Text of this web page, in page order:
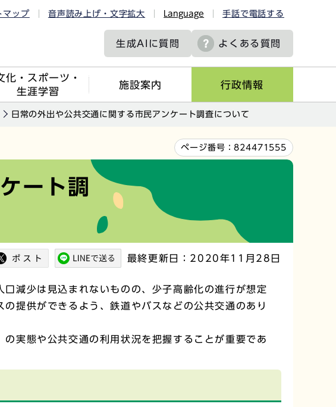
マップ 音声読み上げ・文字拡大 Language 手話で電話する
生成AIに質問 よくある質問
化・スポーツ・
生涯学習
施設案内 行政情報
日常の外出や公共交通に関する市民アンケート調査について
ページ番号：824471555
ート調
最終更新日：2020年11月28日
減少は見込まれないものの、少子高齢化の進行が想定
提供ができるよう、鉄道やバスなどの公共交通のあり
実態や公共交通の利用状況を把握することが重要であ